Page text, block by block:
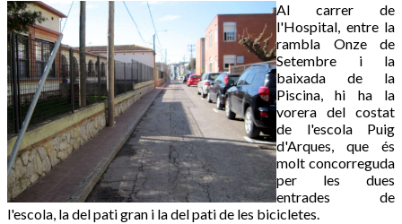
Al carrer de
l'Hospital, entre la
rambla Onze de
Setembre i la
baixada de la
Piscina, hi ha la
vorera del costat
de l'escola Puig
d'Arques, que és
molt concorreguda
per les dues
entrades de
l'escola, la del pati gran i la del pati de les bicicletes.